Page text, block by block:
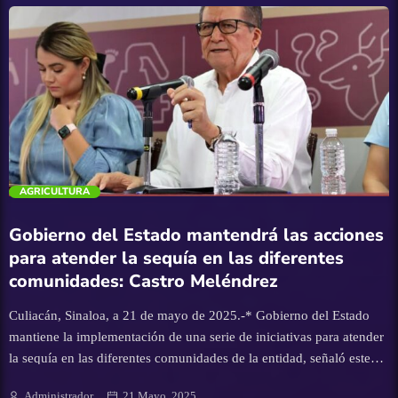
positivo para nuestro estado, ante la actual situación de sequía. Para
concluir, indicó que el personal del Instituto Estatal de Protección
Civil mantiene un monitoreo permanente para informar
adecuadamente a la población de cualquier circunstancia que lo
amerite.
trending_flat
AGRICULTURA
Gobierno del Estado mantendrá las acciones
para atender la sequía en las diferentes
comunidades: Castro Meléndrez
Culiacán, Sinaloa, a 21 de mayo de 2025.-* Gobierno del Estado
mantiene la implementación de una serie de iniciativas para atender
la sequía en las diferentes comunidades de la entidad, señaló este